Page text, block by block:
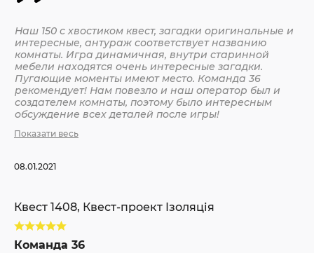
Наш 150 с хвостиком квест, загадки оригинальные и
интересные, антураж соответствует названию
комнаты. Игра динамичная, внутри старинной
мебели находятся очень интересные загадки.
Пугающие моменты имеют место. Команда 36
рекомендует! Нам повезло и наш оператор был и
создателем комнаты, поэтому было интересным
обсуждение всех деталей после игры!
Показати весь
08.01.2021
Квест 1408, Квест-проект Ізоляція
Команда 36